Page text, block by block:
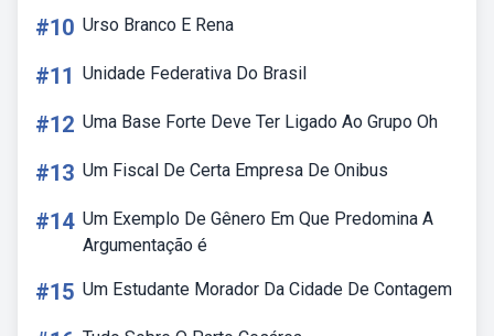
#10 Urso Branco E Rena
#11 Unidade Federativa Do Brasil
#12 Uma Base Forte Deve Ter Ligado Ao Grupo Oh
#13 Um Fiscal De Certa Empresa De Onibus
#14 Um Exemplo De Gênero Em Que Predomina A
Argumentação é
#15 Um Estudante Morador Da Cidade De Contagem